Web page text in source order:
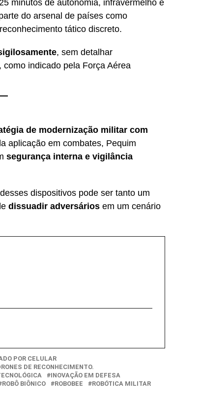
minutos de autonomia, infravermelho e
do arsenal de países como
tático discreto.
, sem detalhar
indicado pela Força Aérea
de modernização militar com
aplicação em combates, Pequim
segurança interna e vigilância
dispositivos pode ser tanto um
dissuadir adversários em um cenário
POR CELULAR
DE RECONHECIMENTO.
INOVAÇÃO EM DEFESA
ROBÔ BIÔNICO ROBOBEE
ROBÓTICA MILITAR